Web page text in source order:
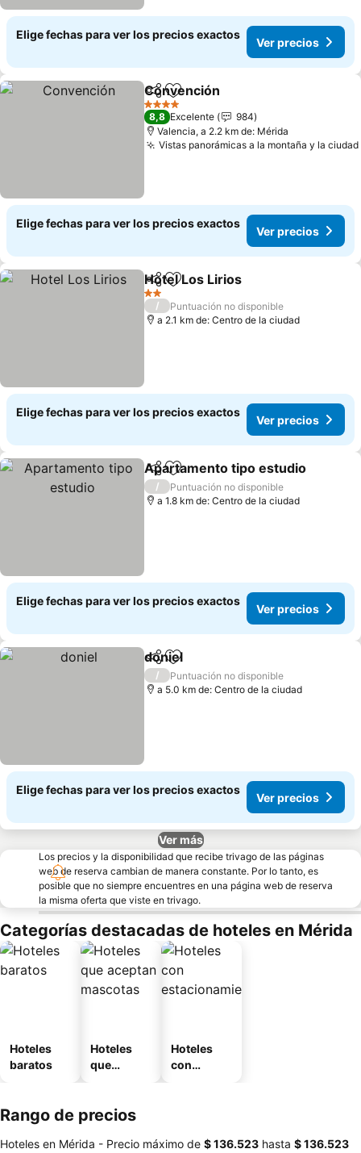
Elige fechas para ver los precios exactos
Ver precios
CompartirAgregar a favoritos
Convención
4 Estrellas
8,8 Excelente
984
Valencia, a 2.2 km de: Mérida
Vistas panorámicas a la montaña y la ciudad
Elige fechas para ver los precios exactos
Ver precios
CompartirAgregar a favoritos
Hotel Los Lirios
2 Estrellas
/
Puntuación no disponible
a 2.1 km de: Centro de la ciudad
Elige fechas para ver los precios exactos
Ver precios
CompartirAgregar a favoritos
Apartamento tipo estudio
/
Puntuación no disponible
a 1.8 km de: Centro de la ciudad
Elige fechas para ver los precios exactos
Ver precios
CompartirAgregar a favoritos
doniel
/
Puntuación no disponible
a 5.0 km de: Centro de la ciudad
Elige fechas para ver los precios exactos
Ver precios
Ver más
Los precios y la disponibilidad que recibe trivago de las páginas
web de reserva cambian de manera constante. Por lo tanto, es
posible que no siempre encuentres en una página web de reserva
la misma oferta que viste en trivago.
Categorías destacadas de hoteles en Mérida
Hoteles
baratos
Hoteles
que
Hoteles
con
Rango de precios
Hoteles en Mérida - Precio máximo de ‎$ 136.523 hasta ‎$ 136.523